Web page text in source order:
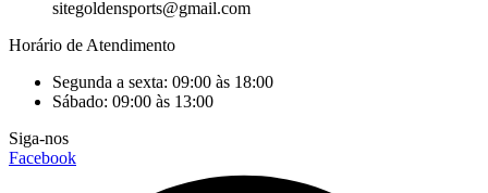
sitegoldensports@gmail.com
Horário de Atendimento
Segunda a sexta: 09:00 às 18:00
Sábado: 09:00 às 13:00
Siga-nos
Facebook